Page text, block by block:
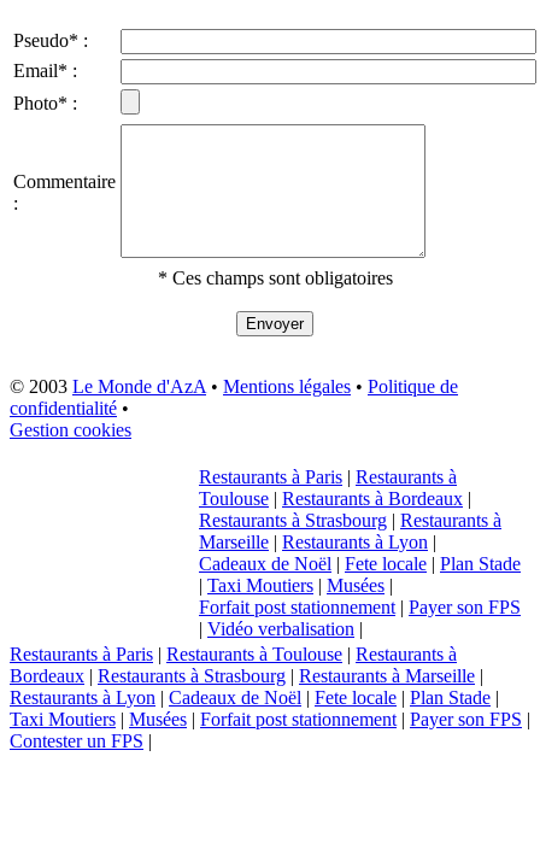
Pseudo* :
Email* :
Photo* :
Commentaire
:
* Ces champs sont obligatoires
© 2003 Le Monde d'AzA • Mentions légales • Politique de
confidentialité •
Gestion cookies
Restaurants à Paris | Restaurants à
Toulouse | Restaurants à Bordeaux |
Restaurants à Strasbourg | Restaurants à
Marseille | Restaurants à Lyon |
Cadeaux de Noël | Fete locale | Plan Stade
| Taxi Moutiers | Musées |
Forfait post stationnement | Payer son FPS
| Vidéo verbalisation |
Restaurants à Paris | Restaurants à Toulouse | Restaurants à
Bordeaux | Restaurants à Strasbourg | Restaurants à Marseille |
Restaurants à Lyon | Cadeaux de Noël | Fete locale | Plan Stade |
Taxi Moutiers | Musées | Forfait post stationnement | Payer son FPS |
Contester un FPS |